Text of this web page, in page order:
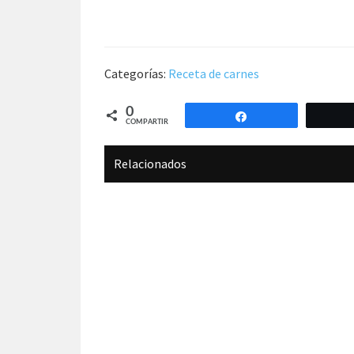
Categorías: Receta de carnes
0
COMPARTIR
Relacionados